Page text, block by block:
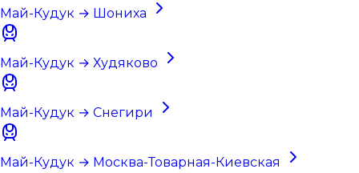
Май-Кудук → Шониха
Май-Кудук → Худяково
Май-Кудук → Снегири
Май-Кудук → Москва-Товарная-Киевская